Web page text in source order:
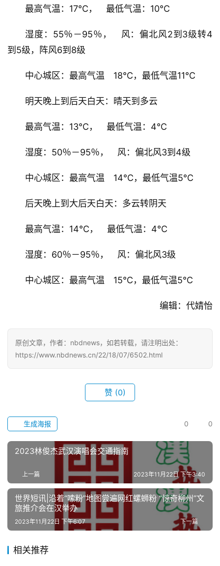
武
汉
生
科
最高气温：17℃，　最低气温：10℃
湿度：55％－95％，　风：偏北风2到3级转4
到5级，阵风6到8级
中心城区：最高气温　18℃，最低气温11℃
明天晚上到后天白天：晴天到多云
最高气温：13℃，　最低气温：4℃
湿度：50％－95％，　风：偏北风3到4级
中心城区：最高气温　14℃，最低气温5℃
后天晚上到大后天白天：多云转阴天
最高气温：14℃，　最低气温：4℃
湿度：60％－95％，　风：偏北风3级
中心城区：最高气温　15℃，最低气温5℃
编辑：代婧怡
原创文章，作者：nbdnews，如若转载，请注明出处：
https://www.nbdnews.cn/22/18/07/6502.html
赞 (0)
0 0
生成海报
2023林俊杰武汉演唱会交通指南
上一篇 2023年11月22日 下午3:40
世界短讯|沿着“嗦粉”地图尝遍网红螺蛳粉 “惊奇柳州”文
旅推介会在汉举办
下一篇
2023年11月22日 下午6:07
相关推荐